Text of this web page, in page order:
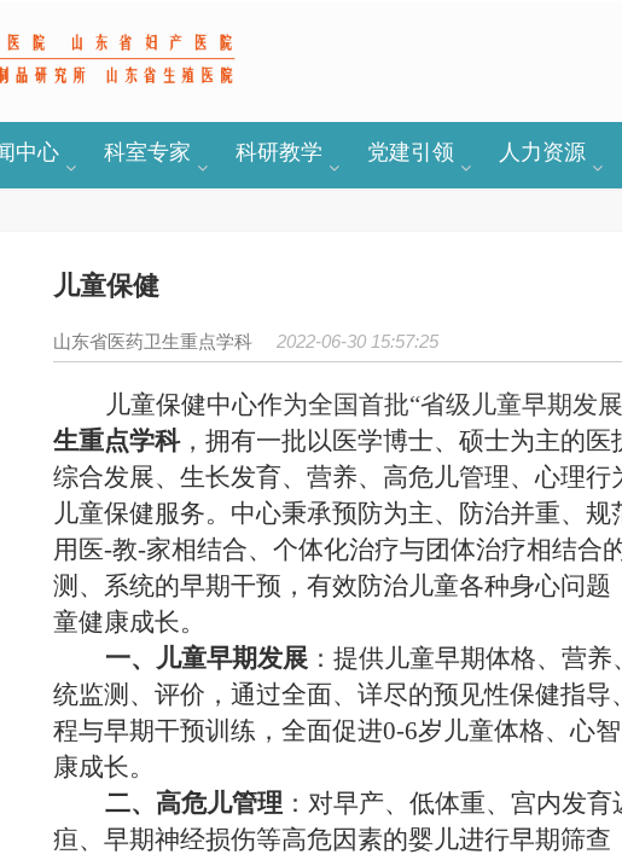
中心 科室专家 科研教学 党建引领 人力资源
儿童保健
山东省医药卫生重点学科 2022-06-30 15:57:25
儿童保健中心作为全国首批“省级儿童早期发
生重点学科，拥有一批以医学博士、硕士为主的
综合发展、生长发育、营养、高危儿管理、心理
儿童保健服务。中心秉承预防为主、防治并重、规
用医-教-家相结合、个体化治疗与团体治疗相结合
测、系统的早期干预，有效防治儿童各种身心问题
童健康成长。
一、儿童早期发展 ：提供儿童早期体格、营
统监测、评价，通过全面、详尽的预见性保健指
程与早期干预训练，全面促进0-6岁儿童体格、心
康成长。
二、 高危儿管理 ：对早产、低体重、宫内发
疸、早期神经损伤等高危因素的婴儿进行早期筛查